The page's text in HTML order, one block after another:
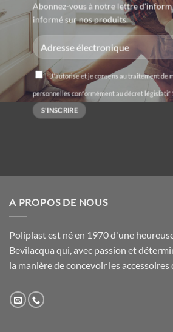
Abonnez-vous à notre lettre
informé sur nos produits.
J'autorise et je consens au traitement de
personnelles conformément au décret législatif
A PROPOS DE NOUS
Poliplast est né en 1970 d'une
Bevilacqua qui, avec passion et
la manière de concevoir les